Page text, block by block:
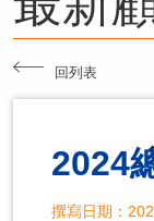
回列表
2024
撰寫日期：